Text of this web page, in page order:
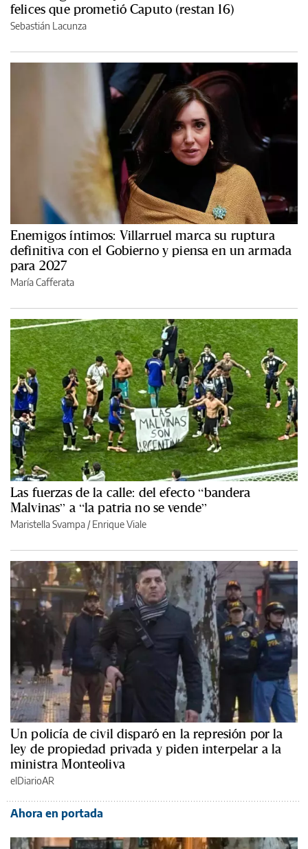
felices que prometió Caputo (restan 16)
Sebastián Lacunza
Enemigos íntimos: Villarruel marca su ruptura
definitiva con el Gobierno y piensa en un armada
para 2027
María Cafferata
Las fuerzas de la calle: del efecto “bandera
Malvinas” a “la patria no se vende”
Maristella Svampa /Enrique Viale
Un policía de civil disparó en la represión por la
ley de propiedad privada y piden interpelar a la
ministra Monteoliva
elDiarioAR
Ahora en portada